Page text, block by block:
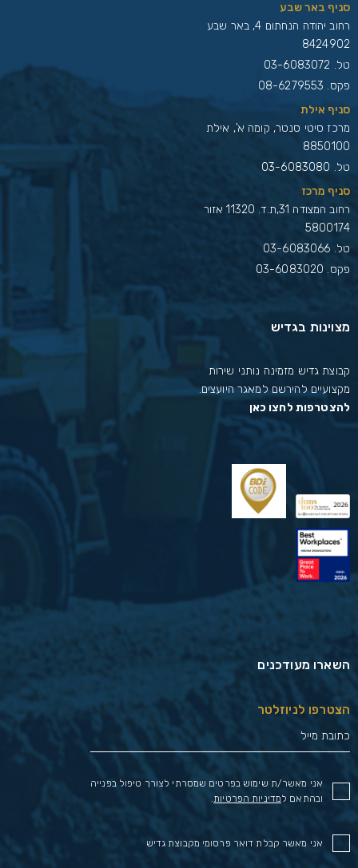
סניף באר שבע
רחוב יהודה הנחתום 4, באר שבע
8424902
טל. 03-6083072
פקס. 08-6279553
סניף אילת
מרכז סיטי סנטר, קומה א', אילת
8850100
טל. 03-6083080
סניף מרכז
רחוב המצודה 31,ת.ד. 11320 אזור
5800174
טל. 03-6083066
פקס. 03-6083020
מצוינות בגדיש
קבוצת גדיש מזמינה נותני שירות
מקצועיים להירשם למאגר היועצים.
להצטרפות לחצו כאן
השארו מעודכנים
הצטרפו לניוזלטר
אני מאשר/ת שימוש בפרטים שמסרתי לצורך טיפול בפנייה
ובהתאם למדיניות הפרטיות.
אני מאשר קבלת דואר פרסומי מקבוצת גדיש